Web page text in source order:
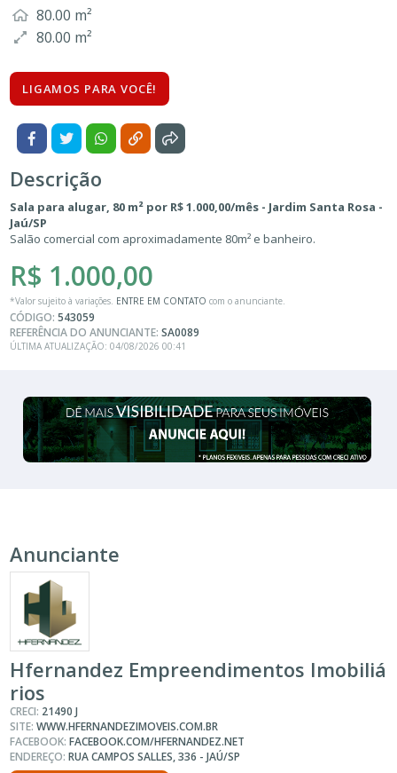
80.00 m²
80.00 m²
LIGAMOS PARA VOCÊ!
Descrição
Sala para alugar, 80 m² por R$ 1.000,00/mês - Jardim Santa Rosa -
Jaú/SP
Salão comercial com aproximadamente 80m² e banheiro.
R$ 1.000,00
*Valor sujeito à variações. ENTRE EM CONTATO com o anunciante.
CÓDIGO:543059
REFERÊNCIA DO ANUNCIANTE:SA0089
ÚLTIMA ATUALIZAÇÃO: 04/08/2026 00:41
Anunciante
Hfernandez Empreendimentos Imobiliá
rios
CRECI: 21490 J
SITE:WWW.HFERNANDEZIMOVEIS.COM.BR
FACEBOOK:FACEBOOK.COM/HFERNANDEZ.NET
ENDEREÇO:RUA CAMPOS SALLES, 336 - JAÚ/SP